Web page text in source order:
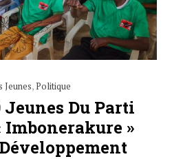
Jeunes,Politique
Jeunes Du Parti
Imbonerakure »